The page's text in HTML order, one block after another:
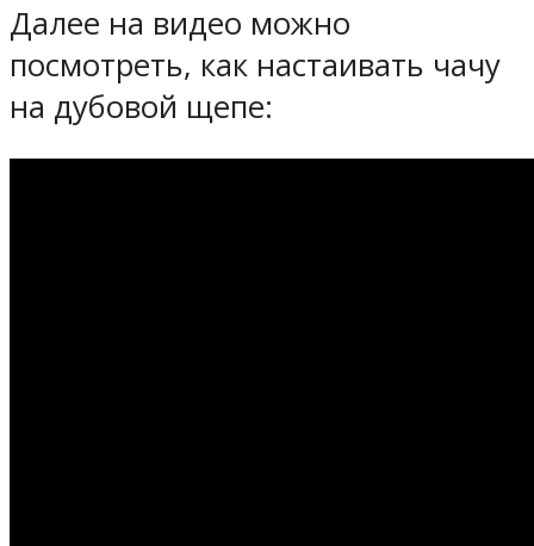
Далее на видео можно
посмотреть, как настаивать чачу
на дубовой щепе: